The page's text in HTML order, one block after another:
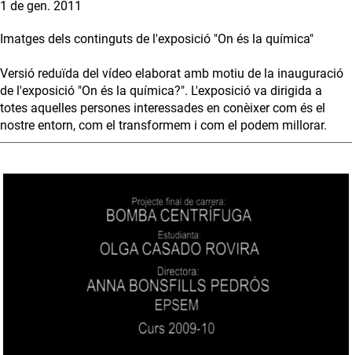
1 de gen. 2011
Imatges dels continguts de l'exposició "On és la química"
Versió reduïda del vídeo elaborat amb motiu de la inauguració
de l'exposició "On és la química?". L'exposició va dirigida a
totes aquelles persones interessades en conèixer com és el
nostre entorn, com el transformem i com el podem millorar.